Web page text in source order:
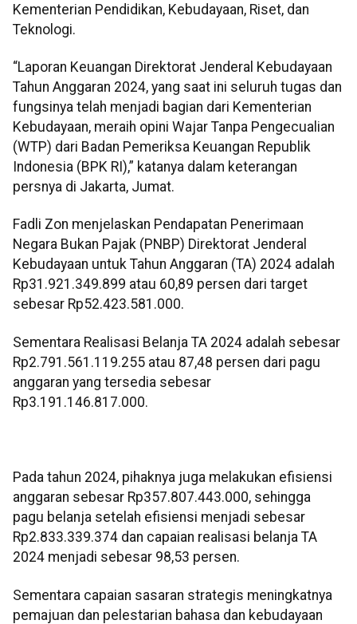
Kementerian Pendidikan, Kebudayaan, Riset, dan
Teknologi.
“Laporan Keuangan Direktorat Jenderal Kebudayaan
Tahun Anggaran 2024, yang saat ini seluruh tugas dan
fungsinya telah menjadi bagian dari Kementerian
Kebudayaan, meraih opini Wajar Tanpa Pengecualian
(WTP) dari Badan Pemeriksa Keuangan Republik
Indonesia (BPK RI),” katanya dalam keterangan
persnya di Jakarta, Jumat.
Fadli Zon menjelaskan Pendapatan Penerimaan
Negara Bukan Pajak (PNBP) Direktorat Jenderal
Kebudayaan untuk Tahun Anggaran (TA) 2024 adalah
Rp31.921.349.899 atau 60,89 persen dari target
sebesar Rp52.423.581.000.
Sementara Realisasi Belanja TA 2024 adalah sebesar
Rp2.791.561.119.255 atau 87,48 persen dari pagu
anggaran yang tersedia sebesar
Rp3.191.146.817.000.
Pada tahun 2024, pihaknya juga melakukan efisiensi
anggaran sebesar Rp357.807.443.000, sehingga
pagu belanja setelah efisiensi menjadi sebesar
Rp2.833.339.374 dan capaian realisasi belanja TA
2024 menjadi sebesar 98,53 persen.
Sementara capaian sasaran strategis meningkatnya
pemajuan dan pelestarian bahasa dan kebudayaan